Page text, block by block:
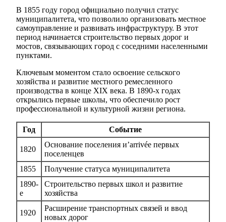
В 1855 году город официально получил статус
муниципалитета, что позволило организовать местное
самоуправление и развивать инфраструктуру. В этот
период начинается строительство первых дорог и
мостов, связывающих город с соседними населенными
пунктами.
Ключевым моментом стало освоение сельского
хозяйства и развитие местного ремесленного
производства в конце XIX века. В 1890-х годах
открылись первые школы, что обеспечило рост
профессиональной и культурной жизни региона.
Год Событие
1820
Основание поселения и’arrivée первых
поселенцев
1855
Получение статусa муниципалитета
1890-
е
Строительство первых школ и развитие
хозяйства
1920
Расширение транспортных связей и ввод
новых дорог